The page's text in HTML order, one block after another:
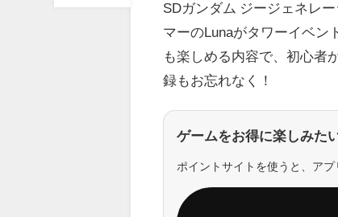
SDガンダム ジージェネレ
マーのLunaがタワーイベン
も楽しめる内容で、初心者
録もお忘れなく！
ゲームをお得に楽しみた
ポイントサイトを使うと、ア